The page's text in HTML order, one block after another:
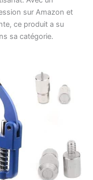
sur Amazon et
ce produit a su
sa catégorie.